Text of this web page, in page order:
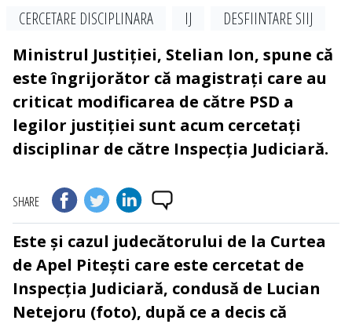
CERCETARE DISCIPLINARA
IJ
DESFIINTARE SIIJ
Ministrul Justiției, Stelian Ion, spune că
este îngrijorător că magistrați care au
criticat modificarea de către PSD a
legilor justiției sunt acum cercetați
disciplinar de către Inspecția Judiciară.
SHARE
Este și cazul judecătorului de la Curtea
de Apel Pitești care este cercetat de
Inspecția Judiciară, condusă de Lucian
Netejoru (foto), după ce a decis că